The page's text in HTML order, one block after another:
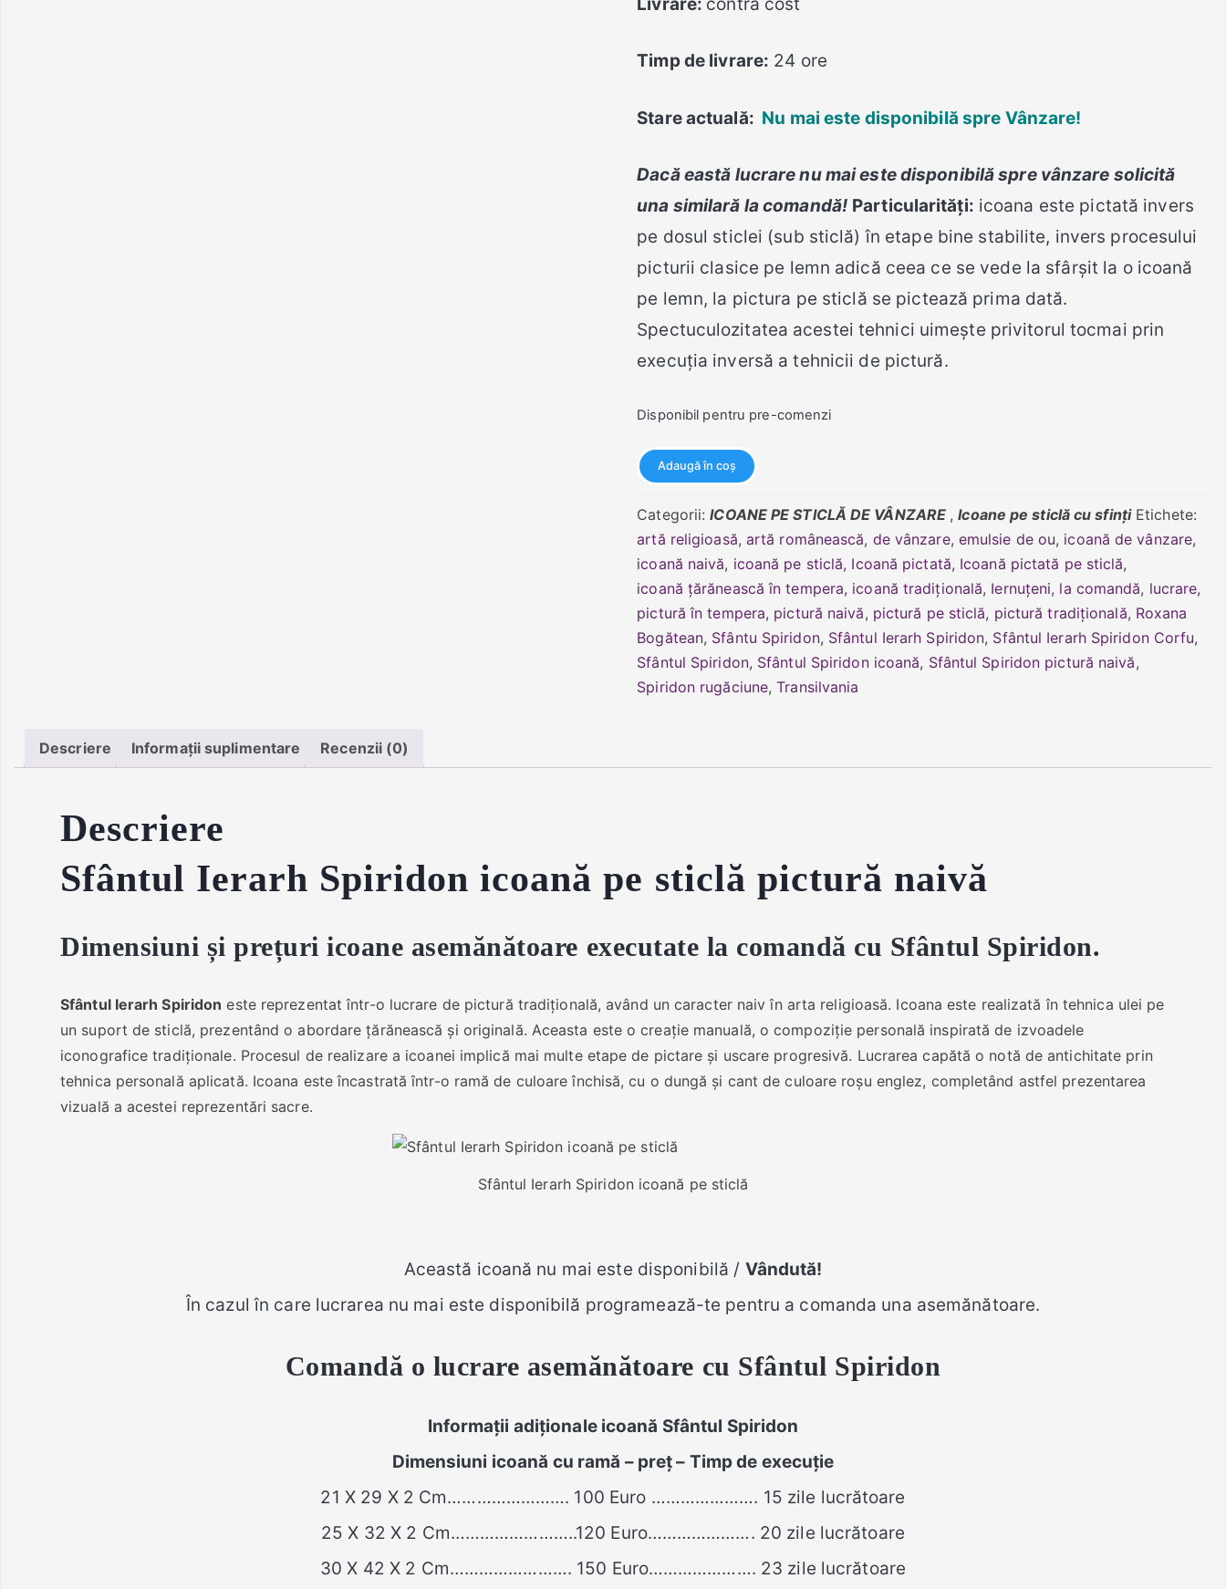
Timp de livrare: 24 ore
Stare actuală: Nu mai este disponibilă spre Vânzare!
Dacă eastă lucrare nu mai este disponibilă spre vânzare solicită
una similară la comandă! Particularități: icoana este pictată invers
pe dosul sticlei (sub sticlă) în etape bine stabilite, invers procesului
picturii clasice pe lemn adică ceea ce se vede la sfârșit la o icoană
pe lemn, la pictura pe sticlă se pictează prima dată.
Spectuculozitatea acestei tehnici uimește privitorul tocmai prin
execuția inversă a tehnicii de pictură.
Disponibil pentru pre-comenzi
Cantitate
Sfântul
Ierarh
Spiridon
Adaugă în coș
Categorii:ICOANE PE STICLĂ DE VÂNZARE ,Icoane pe sticlă cu sfinți Etichete:
artă religioasă, artă românească, de vânzare, emulsie de ou, icoană de vânzare,
icoană naivă, icoană pe sticlă, Icoană pictată, Icoană pictată pe sticlă,
icoană țărănească în tempera, icoană tradițională, Iernuțeni, la comandă, lucrare,
pictură în tempera, pictură naivă, pictură pe sticlă, pictură tradițională, Roxana
Bogătean, Sfântu Spiridon, Sfântul Ierarh Spiridon, Sfântul Ierarh Spiridon Corfu,
Sfântul Spiridon, Sfântul Spiridon icoană, Sfântul Spiridon pictură naivă,
Spiridon rugăciune,Transilvania
Descriere Informații suplimentare Recenzii (0)
Descriere
Sfântul Ierarh Spiridon icoană pe sticlă pictură naivă
Dimensiuni și prețuri icoane asemănătoare executate la comandă cu Sfântul Spiridon.
Sfântul Ierarh Spiridon este reprezentat într-o lucrare de pictură tradițională, având un caracter naiv în arta religioasă. Icoana este realizată în tehnica ulei pe
un suport de sticlă, prezentând o abordare țărănească și originală. Aceasta este o creație manuală, o compoziție personală inspirată de izvoadele
iconografice tradiționale. Procesul de realizare a icoanei implică mai multe etape de pictare și uscare progresivă. Lucrarea capătă o notă de antichitate prin
tehnica personală aplicată. Icoana este încastrată într-o ramă de culoare închisă, cu o dungă și cant de culoare roșu englez, completând astfel prezentarea
vizuală a acestei reprezentări sacre.
Sfântul Ierarh Spiridon icoană pe sticlă
Această icoană nu mai este disponibilă / Vândută!
În cazul în care lucrarea nu mai este disponibilă programează-te pentru a comanda una asemănătoare.
Comandă o lucrare asemănătoare cu Sfântul Spiridon
Informații adiționale icoană Sfântul Spiridon
Dimensiuni icoană cu ramă – preț – Timp de execuție
21 X 29 X 2 Cm……………………. 100 Euro …………………. 15 zile lucrătoare
25 X 32 X 2 Cm……………………..120 Euro…………………. 20 zile lucrătoare
30 X 42 X 2 Cm……………………. 150 Euro…………………. 23 zile lucrătoare